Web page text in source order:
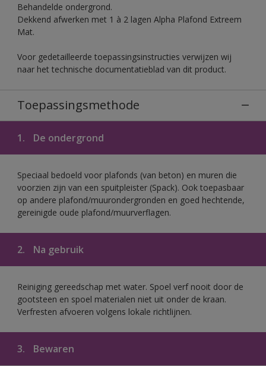
Behandelde ondergrond.
Dekkend afwerken met 1 à 2 lagen Alpha Plafond Extreem
Mat.
Voor gedetailleerde toepassingsinstructies verwijzen wij
naar het technische documentatieblad van dit product.
Toepassingsmethode
1. De ondergrond
Speciaal bedoeld voor plafonds (van beton) en muren die
voorzien zijn van een spuitpleister (Spack). Ook toepasbaar
op andere plafond/muurondergronden en goed hechtende,
gereinigde oude plafond/muurverflagen.
2. Na gebruik
Reiniging gereedschap met water. Spoel verf nooit door de
gootsteen en spoel materialen niet uit onder de kraan.
Verfresten afvoeren volgens lokale richtlijnen.
3. Bewaren